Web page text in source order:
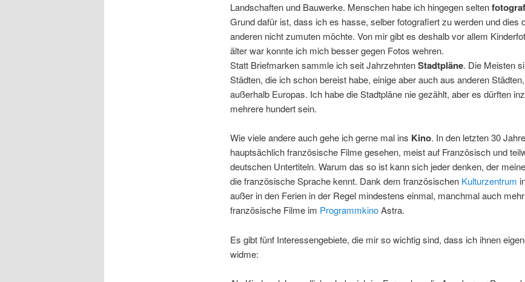
Landschaften und Bauwerke. Menschen habe ich hingegen selten
Grund dafür ist, dass ich es hasse, selber fotografiert zu werden und dies
anderen nicht zumuten möchte. Von mir gibt es deshalb vor allem
älter war konnte ich mich besser gegen Fotos wehren.
Statt Briefmarken sammle ich seit JahrzehntenStadtpläne. Die Meisten
Städten, die ich schon bereist habe, einige aber auch aus anderen
außerhalb Europas. Ich habe die Stadtpläne nie gezählt, aber es dürften
mehrere hundert sein.
Wie viele andere auch gehe ich gerne mal ins Kino. In den letzten 30
hauptsächlich französische Filme gesehen, meist auf Französisch und
deutschen Untertiteln. Warum das so ist kann sich jeder denken, der
die französische Sprache kennt. Dank dem französischen Kulturzentrum
außer in den Ferien in der Regel mindestens einmal, manchmal auch
französische Filme im ProgrammkinoAstra.
Es gibt fünf Interessengebiete, die mir so wichtig sind, dass ich ihnen
widme: